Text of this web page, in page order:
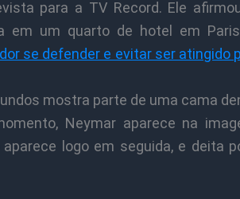
para a TV Record. Ele
em um quarto de hotel em
se defender e evitar ser atingido
mostra parte de uma cama
Neymar aparece na
logo em seguida, e deita